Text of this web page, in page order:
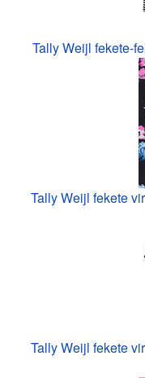
Tally Weijl fekete-
Tally Weijl fekete
Tally Weijl fekete